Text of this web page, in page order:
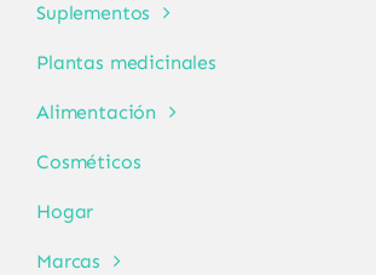
Suplementos
Plantas medicinales
Alimentación
Cosméticos
Hogar
Marcas